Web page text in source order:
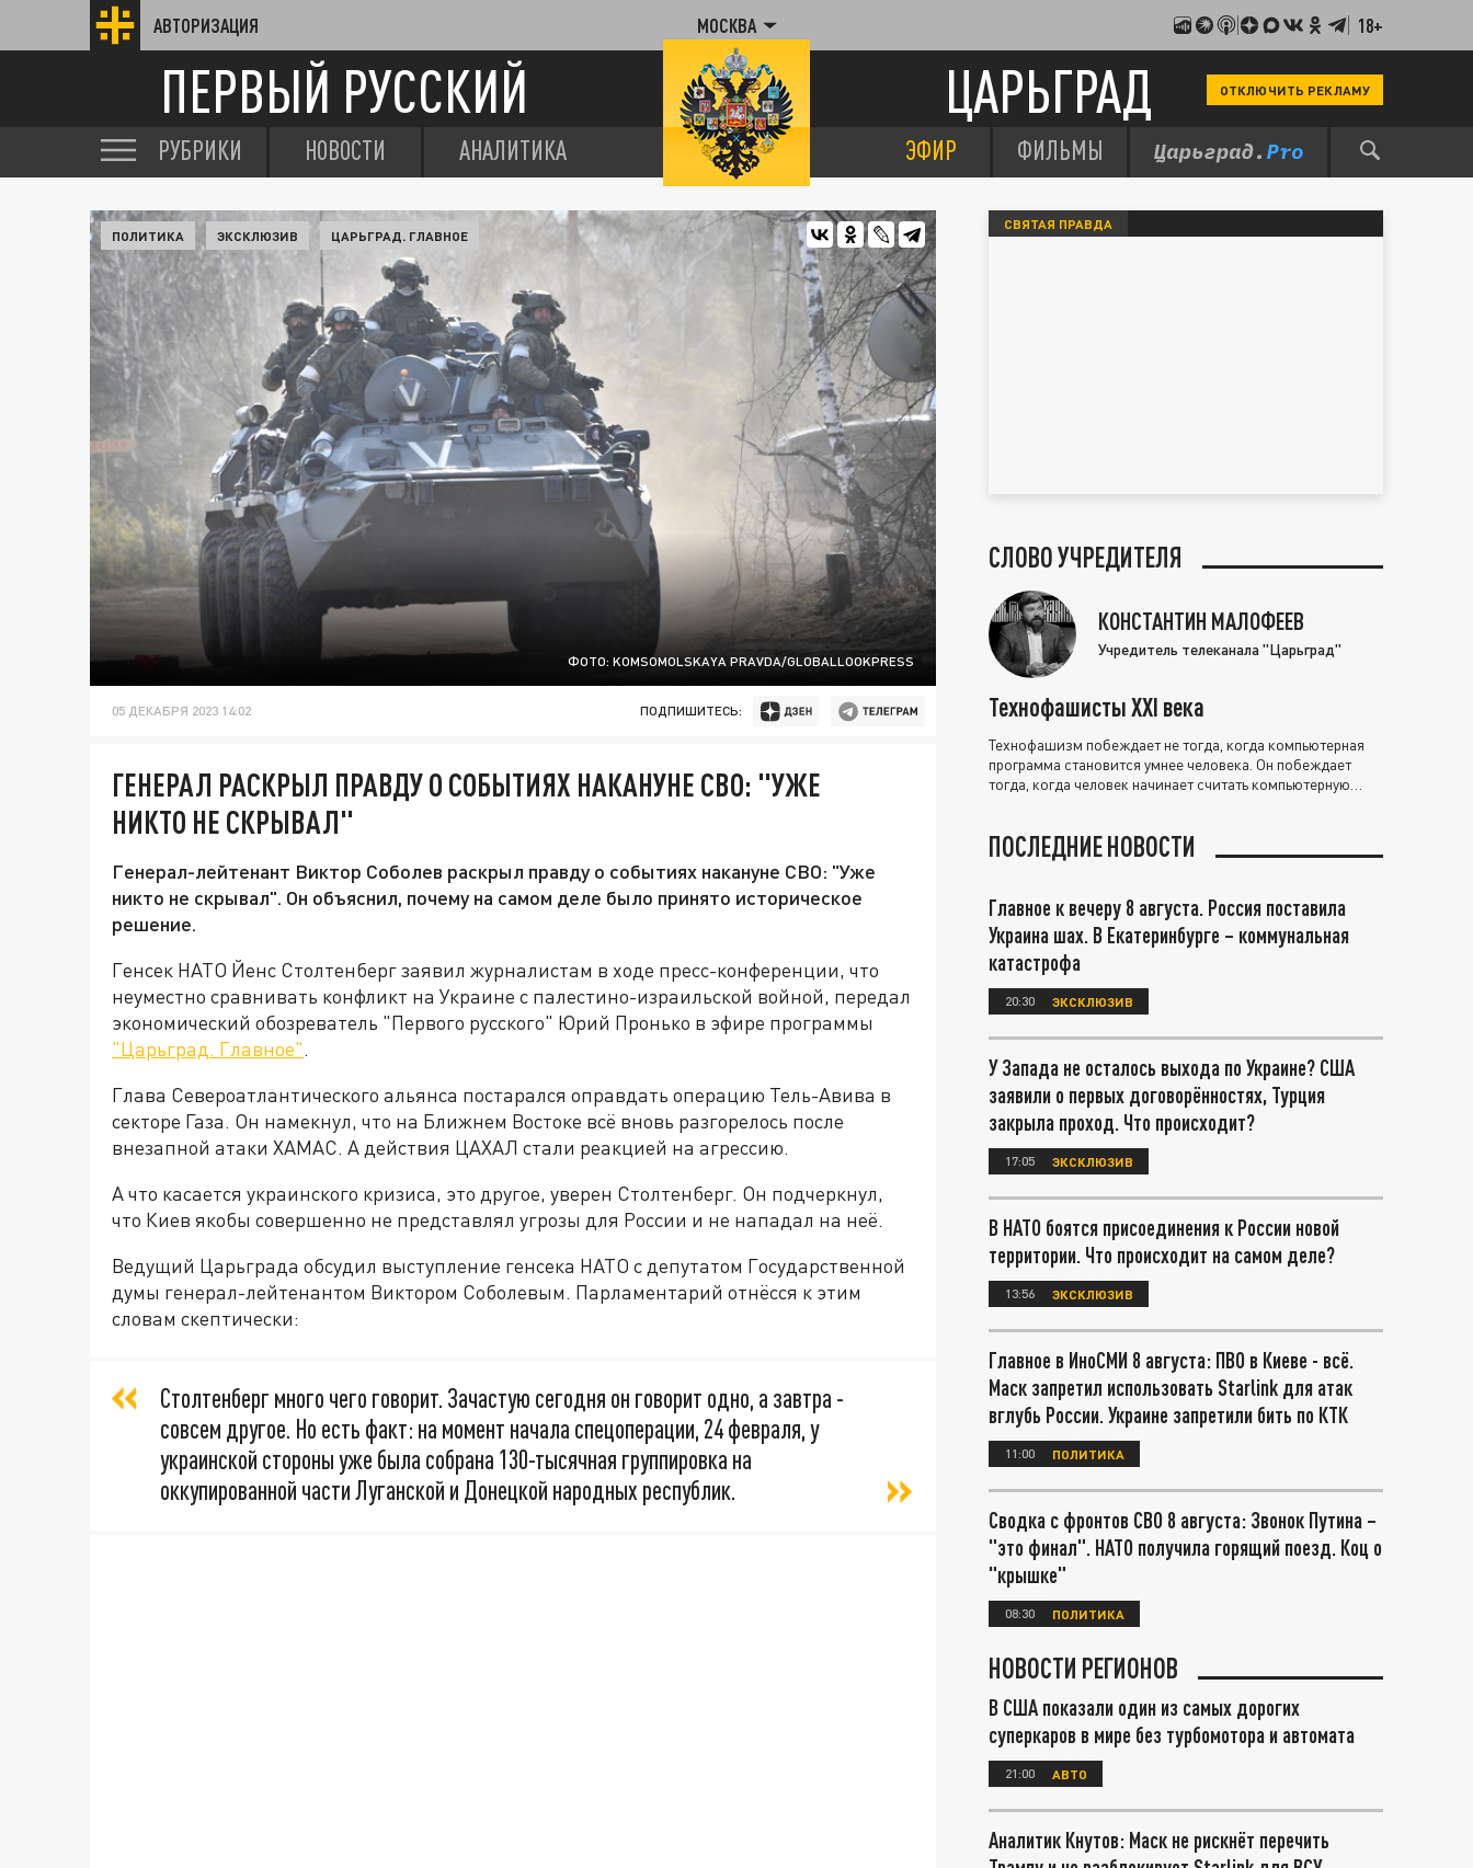
АВТОРИЗАЦИЯ МОСКВА 18+
ПЕРВЫЙ РУССКИЙ ЦАРЬГРАД ОТКЛЮЧИТЬ РЕКЛАМУ
РУБРИКИ НОВОСТИ АНАЛИТИКА ЭФИР ФИЛЬМЫ
ФОТО: KOMSOMOLSKAYA PRAVDA/GLOBALLOOKPRESS
ПОЛИТИКА ЭКСКЛЮЗИВ ЦАРЬГРАД. ГЛАВНОЕ
05 ДЕКАБРЯ 2023 14:02 ПОДПИШИТЕСЬ:
ГЕНЕРАЛ РАСКРЫЛ ПРАВДУ О СОБЫТИЯХ НАКАНУНЕ СВО: "УЖЕ
НИКТО НЕ СКРЫВАЛ"
Генерал-лейтенант Виктор Соболев раскрыл правду о событиях накануне СВО: "Уже
никто не скрывал". Он объяснил, почему на самом деле было принято историческое
решение.
Генсек НАТО Йенс Столтенберг заявил журналистам в ходе пресс-конференции, что
неуместно сравнивать конфликт на Украине с палестино-израильской войной, передал
экономический обозреватель "Первого русского" Юрий Пронько в эфире программы
"Царьград. Главное".
Глава Североатлантического альянса постарался оправдать операцию Тель-Авива в
секторе Газа. Он намекнул, что на Ближнем Востоке всё вновь разгорелось после
внезапной атаки ХАМАС. А действия ЦАХАЛ стали реакцией на агрессию.
А что касается украинского кризиса, это другое, уверен Столтенберг. Он подчеркнул,
что Киев якобы совершенно не представлял угрозы для России и не нападал на неё.
Ведущий Царьграда обсудил выступление генсека НАТО с депутатом Государственной
думы генерал-лейтенантом Виктором Соболевым. Парламентарий отнёсся к этим
словам скептически:
Столтенберг много чего говорит. Зачастую сегодня он говорит одно, а завтра -
совсем другое. Но есть факт: на момент начала спецоперации, 24 февраля, у
украинской стороны уже была собрана 130-тысячная группировка на
оккупированной части Луганской и Донецкой народных республик.
СВЯТАЯ ПРАВДА
СЛОВО УЧРЕДИТЕЛЯ
КОНСТАНТИН МАЛОФЕЕВ
Учредитель телеканала "Царьград"
Технофашисты XXI века
Технофашизм побеждает не тогда, когда компьютерная
программа становится умнее человека. Он побеждает
тогда, когда человек начинает считать компьютерную
ПОСЛЕДНИЕ НОВОСТИ
Главное к вечеру 8 августа. Россия поставила
Украина шах. В Екатеринбурге – коммунальная
катастрофа
20:30 ЭКСКЛЮЗИВ
У Запада не осталось выхода по Украине? США
заявили о первых договорённостях, Турция
закрыла проход. Что происходит?
17:05 ЭКСКЛЮЗИВ
В НАТО боятся присоединения к России новой
территории. Что происходит на самом деле?
13:56 ЭКСКЛЮЗИВ
Главное в ИноСМИ 8 августа: ПВО в Киеве - всё.
Маск запретил использовать Starlink для атак
вглубь России. Украине запретили бить по КТК
11:00 ПОЛИТИКА
Сводка с фронтов СВО 8 августа: Звонок Путина –
"это финал". НАТО получила горящий поезд. Коц о
"крышке"
08:30 ПОЛИТИКА
НОВОСТИ РЕГИОНОВ
В США показали один из самых дорогих
суперкаров в мире без турбомотора и автомата
21:00 АВТО
Аналитик Кнутов: Маск не рискнёт перечить